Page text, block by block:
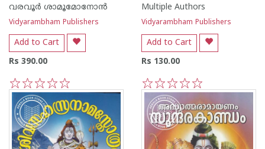
വരവൂര്‍ ശാമൂമോനോന്‍
Vidyarambham Publishers
Add to Cart
Rs 390.00
5
4
3
2
1
Multiple Authors
Vidyarambham Publishers
Add to Cart
Rs 130.00
5
4
3
2
1